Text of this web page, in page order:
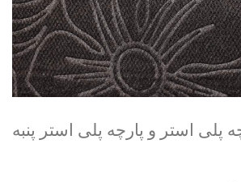
پلی استر و پارچه پلی استر پنبه